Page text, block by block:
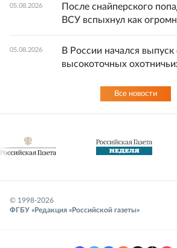
05.08.2026
После снайперского
ВСУ вспыхнул как
05.08.2026
В России начался
высокоточных
Все новости
© 1998-2026
ФГБУ «Редакция «Российской газеты»